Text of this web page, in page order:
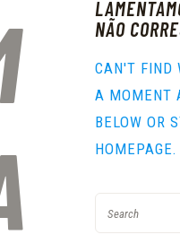
INFOCAC
INSTITUCIONAL
ENTRAR
NÃO
CAN'T FIND
A MOMENT
BELOW OR
HOMEPAGE.